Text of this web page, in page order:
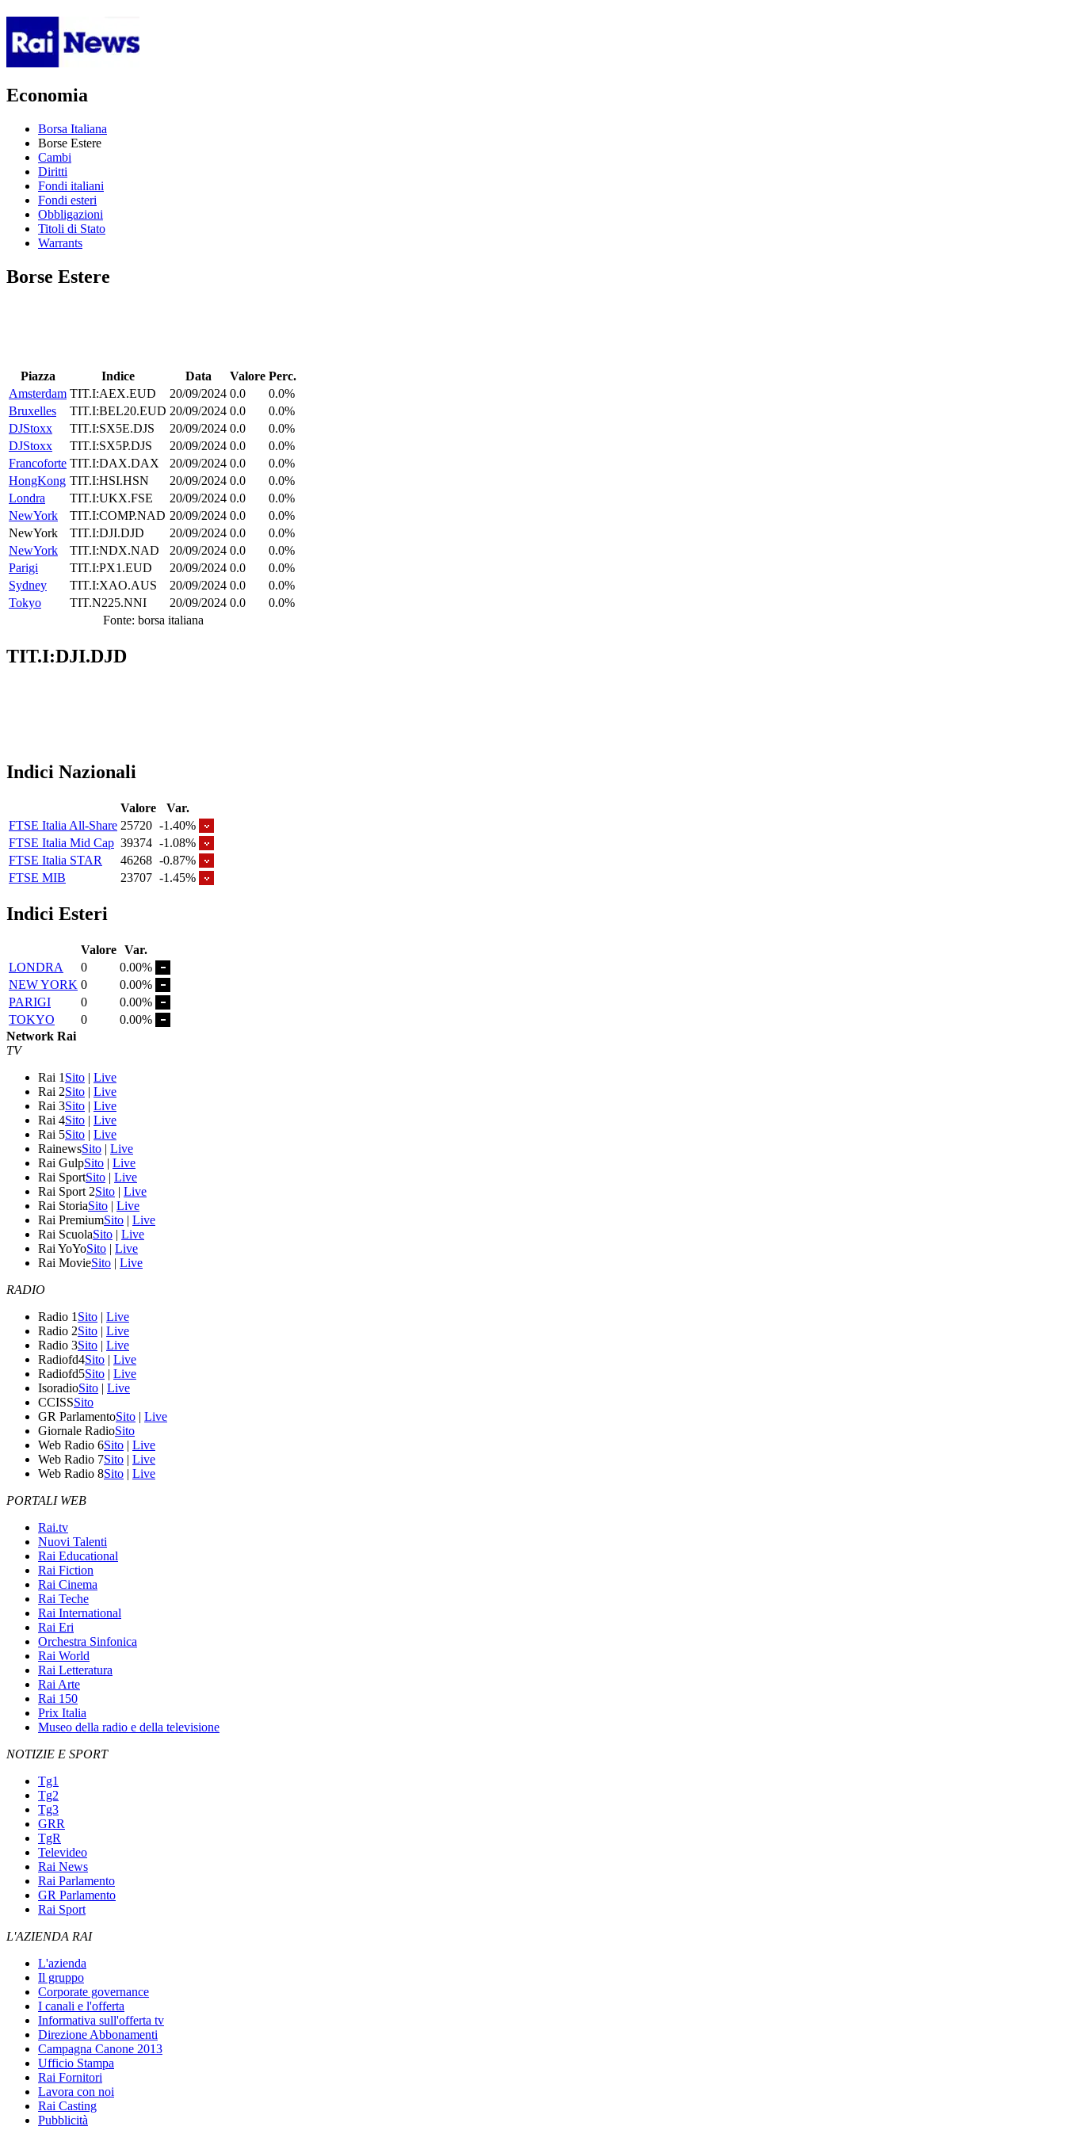
Economia
Borsa Italiana
Borse Estere
Cambi
Diritti
Fondi italiani
Fondi esteri
Obbligazioni
Titoli di Stato
Warrants
Borse Estere
Piazza Indice Data Valore Perc.
Amsterdam TIT.I:AEX.EUD 20/09/2024 0.0
0.0%
Bruxelles
TIT.I:BEL20.EUD 20/09/2024 0.0
0.0%
DJStoxx
TIT.I:SX5E.DJS 20/09/2024 0.0
0.0%
DJStoxx
TIT.I:SX5P.DJS 20/09/2024 0.0
0.0%
Francoforte TIT.I:DAX.DAX 20/09/2024 0.0
0.0%
HongKong TIT.I:HSI.HSN 20/09/2024 0.0
0.0%
Londra
TIT.I:UKX.FSE 20/09/2024 0.0
0.0%
NewYork
TIT.I:COMP.NAD 20/09/2024 0.0
0.0%
NewYork
TIT.I:DJI.DJD 20/09/2024 0.0
0.0%
NewYork
TIT.I:NDX.NAD 20/09/2024 0.0
0.0%
Parigi
TIT.I:PX1.EUD 20/09/2024 0.0
0.0%
Sydney
TIT.I:XAO.AUS 20/09/2024 0.0
0.0%
Tokyo
TIT.N225.NNI 20/09/2024 0.0
0.0%
Fonte: borsa italiana
TIT.I:DJI.DJD
Indici Nazionali
Valore
Var.
FTSE Italia All-Share 25720 -1.40%
FTSE Italia Mid Cap 39374 -1.08%
FTSE Italia STAR
46268 -0.87%
FTSE MIB
23707 -1.45%
Indici Esteri
Valore Var.
LONDRA
0
0.00%
NEW YORK 0
0.00%
PARIGI
0
0.00%
TOKYO
0
0.00%
Network Rai
TV
Rai 1 Sito | Live
Rai 2Sito | Live
Rai 3Sito | Live
Rai 4Sito | Live
Rai 5Sito | Live
RainewsSito | Live
Rai GulpSito | Live
Rai SportSito | Live
Rai Sport 2Sito | Live
Rai StoriaSito | Live
Rai PremiumSito | Live
Rai ScuolaSito | Live
Rai YoYoSito | Live
Rai MovieSito | Live
RADIO
Radio 1 Sito | Live
Radio 2Sito | Live
Radio 3Sito | Live
Radiofd4Sito | Live
Radiofd5Sito | Live
IsoradioSito | Live
CCISSSito
GR ParlamentoSito | Live
Giornale RadioSito
Web Radio 6Sito | Live
Web Radio 7Sito | Live
Web Radio 8Sito | Live
PORTALI WEB
Rai.tv
Nuovi Talenti
Rai Educational
Rai Fiction
Rai Cinema
Rai Teche
Rai International
Rai Eri
Orchestra Sinfonica
Rai World
Rai Letteratura
Rai Arte
Rai 150
Prix Italia
Museo della radio e della televisione
NOTIZIE E SPORT
Tg1
Tg2
Tg3
GRR
TgR
Televideo
Rai News
Rai Parlamento
GR Parlamento
Rai Sport
L'AZIENDA RAI
L'azienda
Il gruppo
Corporate governance
I canali e l'offerta
Informativa sull'offerta tv
Direzione Abbonamenti
Campagna Canone 2013
Ufficio Stampa
Rai Fornitori
Lavora con noi
Rai Casting
Pubblicità